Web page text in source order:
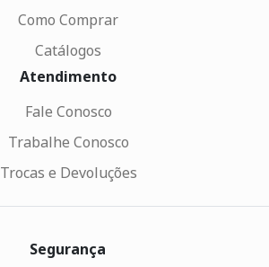
Como Comprar
Catálogos
Atendimento
Fale Conosco
Trabalhe Conosco
Trocas e Devoluções
Segurança